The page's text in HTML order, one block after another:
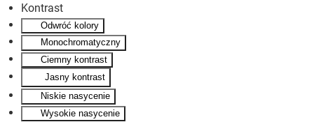
Kontrast
Odwróć kolory
Monochromatyczny
Ciemny kontrast
Jasny kontrast
Niskie nasycenie
Wysokie nasycenie
Skip to main content